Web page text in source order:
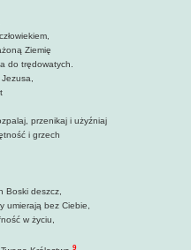
Ziemię
do trędowatych.
przenikaj i użyźniaj
i grzech
Boski deszcz,
umierają bez Ciebie,
w życiu,
9